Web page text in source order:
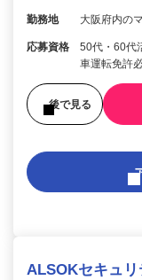
勤務地 大阪府内の
応募資格
50代・60代
車運転免許
後で見る
ALSOKセキュ